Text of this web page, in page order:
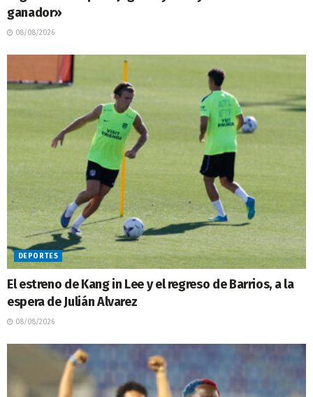
ganador»
08/08/2026
DEPORTES
El estreno de Kang in Lee y el regreso de Barrios, a la
espera de Julián Alvarez
08/08/2026